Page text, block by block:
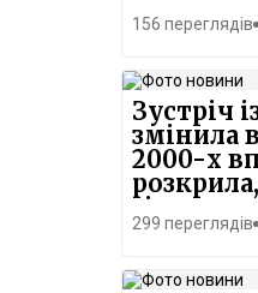
156 переглядів
Зустріч
змінила
2000-х
зі сцени
299 переглядів